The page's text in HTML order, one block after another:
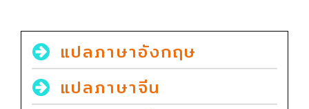
แปลภาษาอังกฤษ
แปลภาษาจีน